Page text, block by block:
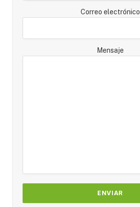
Correo electrónico
Mensaje